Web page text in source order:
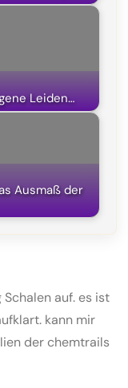
Leiden…
Ausmaß der
auf. es ist
kann mir
der chemtrails